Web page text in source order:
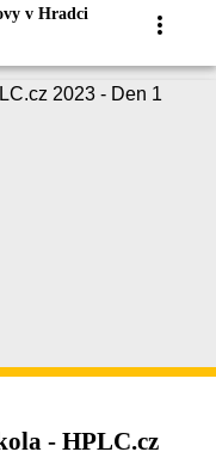
v Hradci
- HPLC.cz